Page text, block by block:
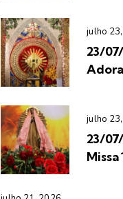
julho
23/
julho
23/
Missa